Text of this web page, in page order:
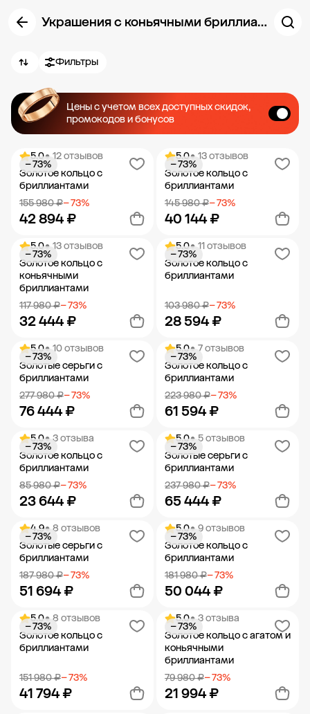
Украшения с коньячными бриллиантами
Фильтры
Цены с учетом всех доступных скидок,
промокодов и бонусов
5.0• 12 отзывов
Золотое кольцо с
бриллиантами
155 980 ₽− 73%
42 894 ₽
− 73%
Добавить в корзину
5.0• 13 отзывов
Золотое кольцо с
бриллиантами
145 980 ₽− 73%
40 144 ₽
− 73%
Добавить в корзину
5.0• 13 отзывов
Золотое кольцо с
коньячными
бриллиантами
117 980 ₽− 73%
32 444 ₽
− 73%
Добавить в корзину
5.0• 11 отзывов
Золотое кольцо с
бриллиантами
103 980 ₽− 73%
28 594 ₽
− 73%
Добавить в корзину
5.0• 10 отзывов
Золотые серьги с
бриллиантами
277 980 ₽− 73%
76 444 ₽
− 73%
Добавить в корзину
5.0• 7 отзывов
Золотое кольцо с
бриллиантами
223 980 ₽− 73%
61 594 ₽
− 73%
Добавить в корзину
5.0• 3 отзыва
Золотое кольцо с
бриллиантами
85 980 ₽− 73%
23 644 ₽
− 73%
Добавить в корзину
5.0• 5 отзывов
Золотые серьги с
бриллиантами
237 980 ₽− 73%
65 444 ₽
− 73%
Добавить в корзину
4.9• 8 отзывов
Золотые серьги с
бриллиантами
187 980 ₽− 73%
51 694 ₽
− 73%
Добавить в корзину
5.0• 9 отзывов
Золотое кольцо с
бриллиантами
181 980 ₽− 73%
50 044 ₽
− 73%
Добавить в корзину
5.0• 8 отзывов
Золотое кольцо с
бриллиантами
151 980 ₽− 73%
41 794 ₽
− 73%
5.0• 3 отзыва
Золотое кольцо с агатом и
коньячными
бриллиантами
79 980 ₽− 73%
21 994 ₽
− 73%